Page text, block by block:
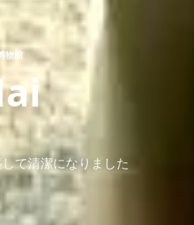
物館
て清潔になりました